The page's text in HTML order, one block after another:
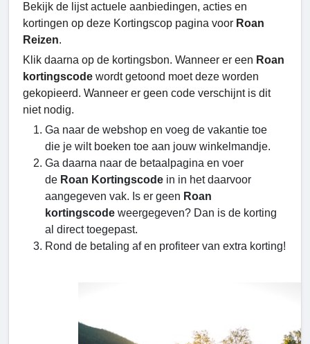
Bekijk de lijst actuele aanbiedingen, acties en
kortingen op deze Kortingscop pagina voor Roan
Reizen.
Klik daarna op de kortingsbon. Wanneer er een Roan
kortingscode wordt getoond moet deze worden
gekopieerd. Wanneer er geen code verschijnt is dit
niet nodig.
Ga naar de webshop en voeg de vakantie toe
die je wilt boeken toe aan jouw winkelmandje.
Ga daarna naar de betaalpagina en voer
de Roan Kortingscode in in het daarvoor
aangegeven vak. Is er geen Roan
kortingscode weergegeven? Dan is de korting
al direct toegepast.
Rond de betaling af en profiteer van extra korting!